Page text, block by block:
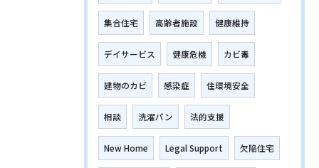
集合住宅 高齢者施設 健康維持
デイサービス 健康危機 カビ毒
建物のカビ 感染症 住環境安全
相談 洗濯パン 法的支援
New Home Legal Support 欠陥住宅